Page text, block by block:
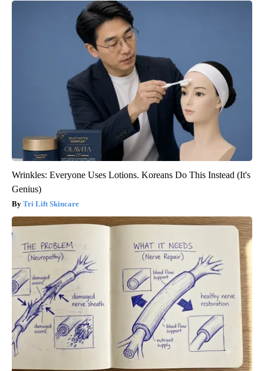
Wrinkles: Everyone Uses Lotions. Koreans Do This Instead (It's
Genius)
Tri Lift Skincare